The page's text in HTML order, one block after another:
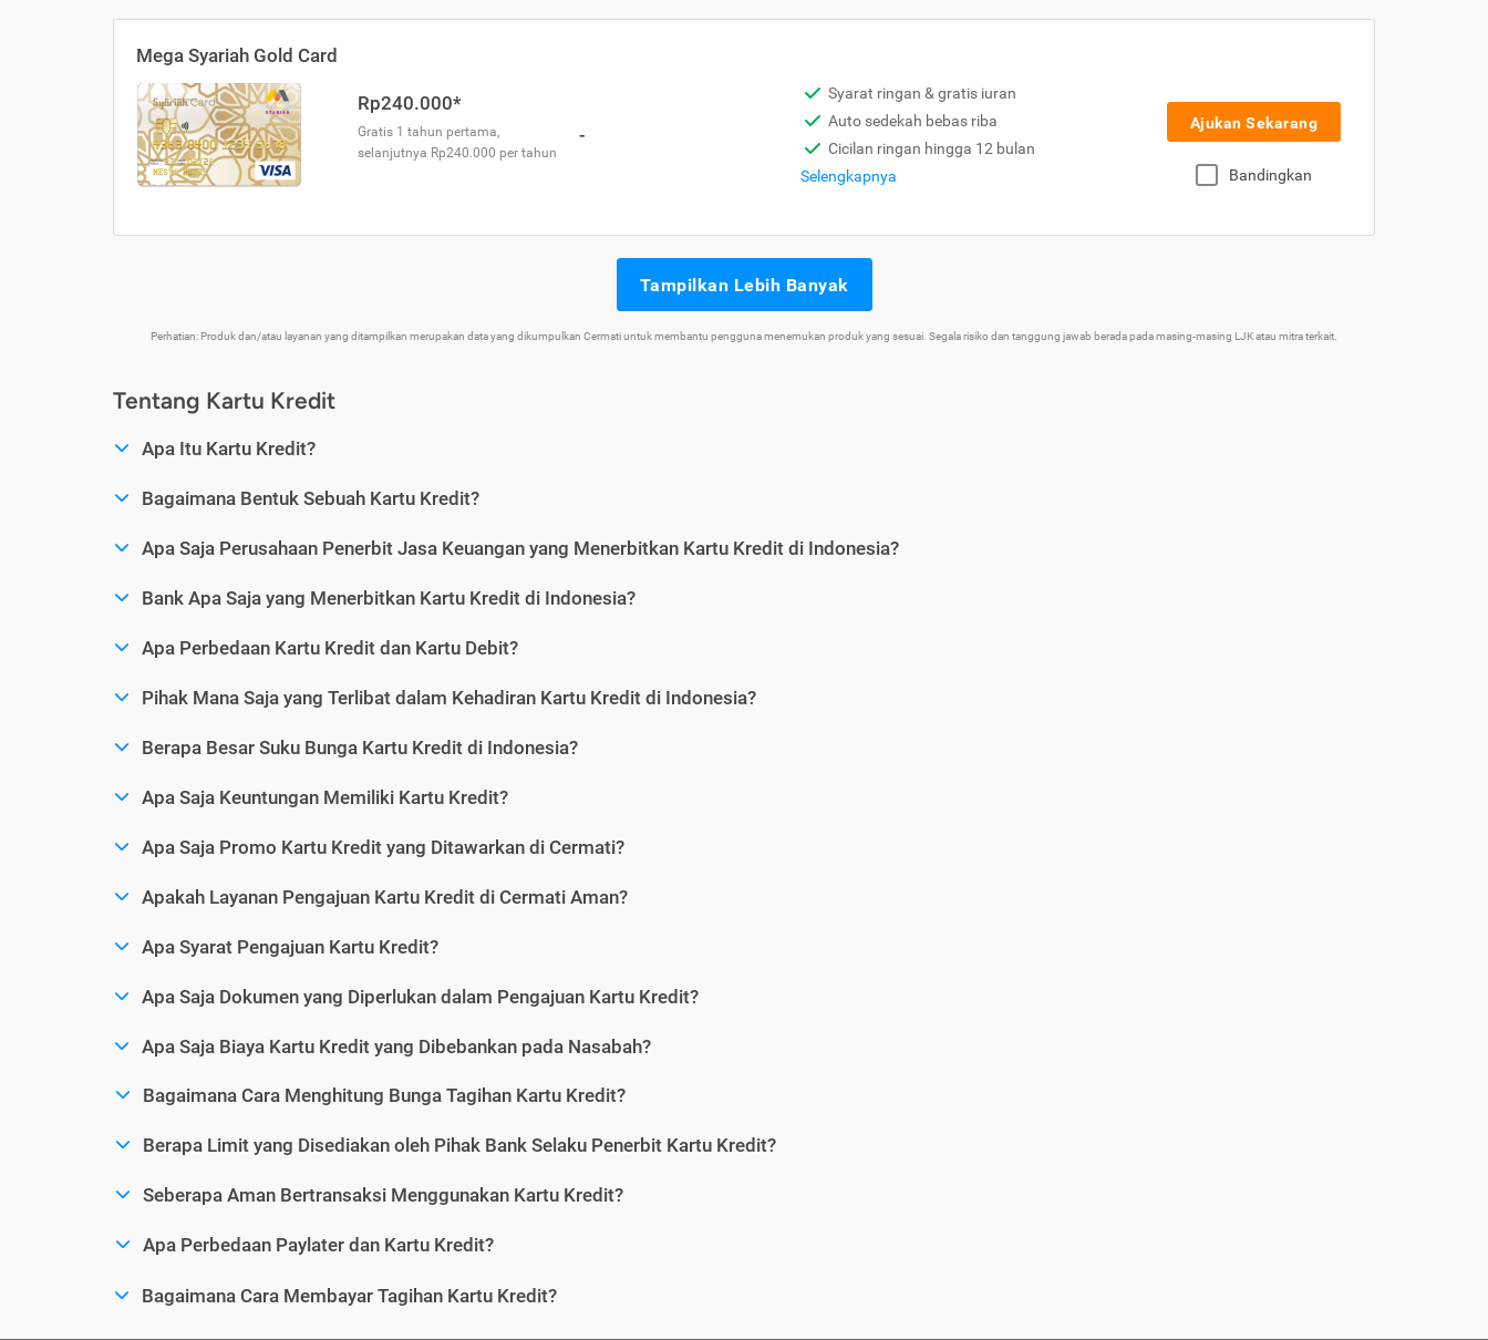
Mega Syariah Gold Card
Rp240.000*
Gratis 1 tahun pertama,
selanjutnya Rp240.000 per tahun
-
Syarat ringan & gratis iuran
Auto sedekah bebas riba
Cicilan ringan hingga 12 bulan
Selengkapnya
Ajukan Sekarang
Bandingkan
Tampilkan Lebih Banyak
Perhatian: Produk dan/atau layanan yang ditampilkan merupakan data yang dikumpulkan Cermati untuk membantu pengguna menemukan produk yang sesuai. Segala risiko dan tanggung jawab berada pada masing-masing LJK atau mitra terkait.
Tentang Kartu Kredit
Apa Itu Kartu Kredit?
Bagaimana Bentuk Sebuah Kartu Kredit?
Apa Saja Perusahaan Penerbit Jasa Keuangan yang Menerbitkan Kartu Kredit di Indonesia?
Bank Apa Saja yang Menerbitkan Kartu Kredit di Indonesia?
Apa Perbedaan Kartu Kredit dan Kartu Debit?
Pihak Mana Saja yang Terlibat dalam Kehadiran Kartu Kredit di Indonesia?
Berapa Besar Suku Bunga Kartu Kredit di Indonesia?
Apa Saja Keuntungan Memiliki Kartu Kredit?
Apa Saja Promo Kartu Kredit yang Ditawarkan di Cermati?
Apakah Layanan Pengajuan Kartu Kredit di Cermati Aman?
Apa Syarat Pengajuan Kartu Kredit?
Apa Saja Dokumen yang Diperlukan dalam Pengajuan Kartu Kredit?
Apa Saja Biaya Kartu Kredit yang Dibebankan pada Nasabah?
Bagaimana Cara Menghitung Bunga Tagihan Kartu Kredit?
Berapa Limit yang Disediakan oleh Pihak Bank Selaku Penerbit Kartu Kredit?
Seberapa Aman Bertransaksi Menggunakan Kartu Kredit?
Apa Perbedaan Paylater dan Kartu Kredit?
Bagaimana Cara Membayar Tagihan Kartu Kredit?